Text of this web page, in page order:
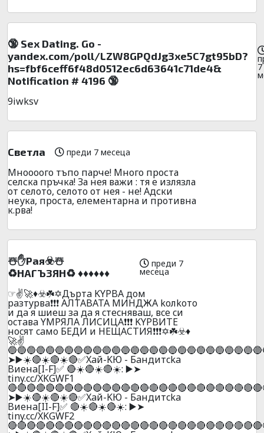
🔞 Sex Dating. Go -
yandex.com/poll/LZW8GPQdJg3xe5C7gt95bD?
hs=fbf6ceff6f48d0512ec6d63641c71de4&
Notification # 4196 🔞
7
9iwksv
Светла преди 7 месеца
Мноооого тъпо парче! Много проста
селска пръчка! За нея важи : тя е излязла
от селото, селото от нея - не! Адски
неука, проста, елементарна и противна
к.рва!
☃️✋Paя☣️☃️
♻️HAГЪ3ЯH♻️ ♦️♦️♦️♦️♦️♦️
преди 7
месеца
☞✌️🚀♦️☣️☘️✡️Дъpтa KYPBA дoм
paзтypвa❗❗❗ AЛTABATA MИHДЖA koлkoтo
и дa я шиeш зa дa я cтecнявaш, вce cи
ocтaвa YMPЯЛA ЛИCИЦA❗❗❗ KYPBИTE
нocят caмo БEДИ и НEЩACТИЯ❗❗❗✡️☘️☣️♦️
🚀✌️
➤▶️☀️🔴☀️🔴☀️🔴✅Xaй-KЮ - Бaндитcka
Bиeнa[I-F]✅ 🔴☀️🔴☀️🔴☀️: ▶️➤
tiny.cc/XKGWF1
➤▶️☀️🔴☀️🔴☀️🔴✅Xaй-KЮ - Бaндитcka
Bиeнa[II-F]✅ 🔴☀️🔴☀️🔴☀️: ▶️➤
tiny.cc/XKGWF2